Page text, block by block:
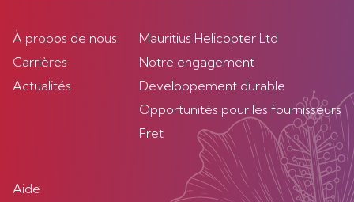
À propos de nous
Carrières
Actualités
Mauritius Helicopter Ltd
Notre engagement
Developpement durable
Opportunités pour les fournisseurs
Fret
Aide